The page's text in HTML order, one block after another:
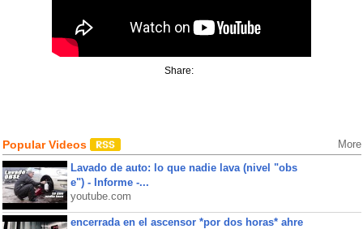
Share:
Popular Videos More
Lavado de auto: lo que nadie lava (nivel "obs
e") - Informe -...
youtube.com
encerrada en el ascensor *por dos horas* ahre